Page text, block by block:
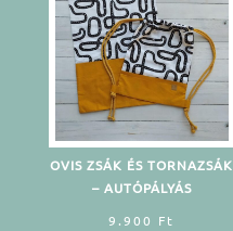
OVIS ZSÁK ÉS TORNAZSÁK
– AUTÓPÁLYÁS
9.900 Ft